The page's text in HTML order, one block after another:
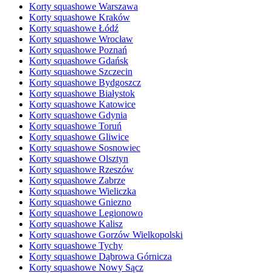
Korty squashowe Warszawa
Korty squashowe Kraków
Korty squashowe Łódź
Korty squashowe Wrocław
Korty squashowe Poznań
Korty squashowe Gdańsk
Korty squashowe Szczecin
Korty squashowe Bydgoszcz
Korty squashowe Białystok
Korty squashowe Katowice
Korty squashowe Gdynia
Korty squashowe Toruń
Korty squashowe Gliwice
Korty squashowe Sosnowiec
Korty squashowe Olsztyn
Korty squashowe Rzeszów
Korty squashowe Zabrze
Korty squashowe Wieliczka
Korty squashowe Gniezno
Korty squashowe Legionowo
Korty squashowe Kalisz
Korty squashowe Gorzów Wielkopolski
Korty squashowe Tychy
Korty squashowe Dąbrowa Górnicza
Korty squashowe Nowy Sącz